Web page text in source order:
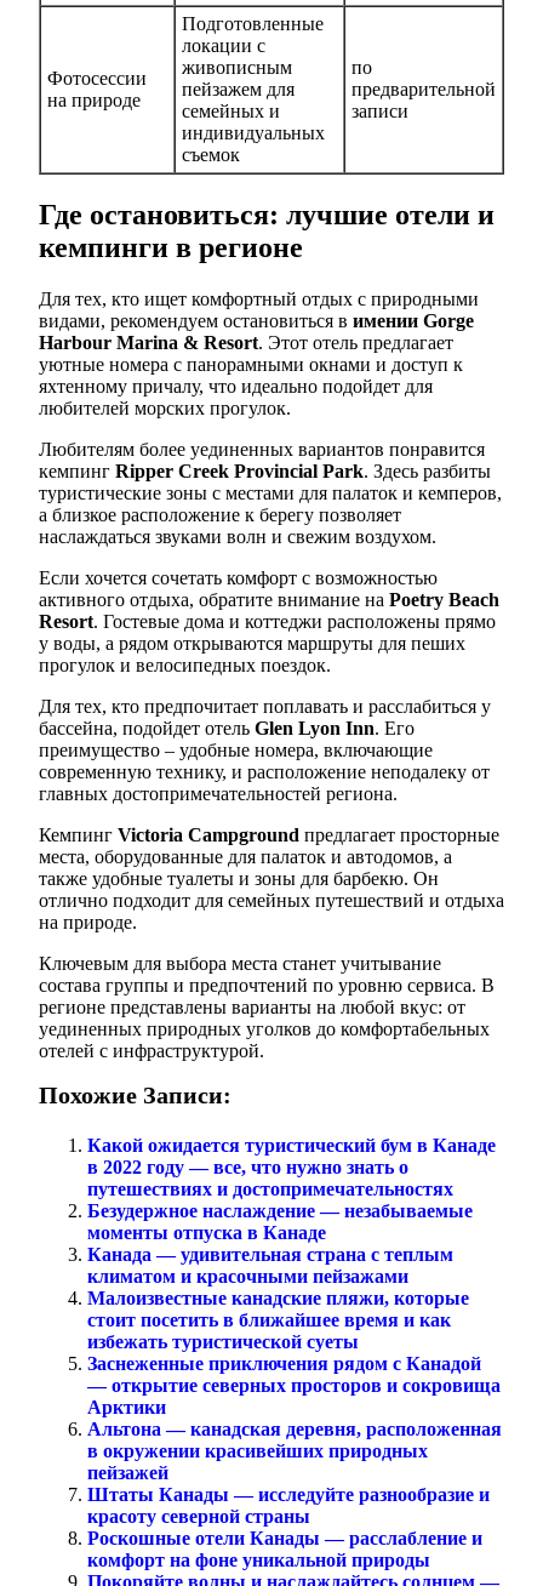
Фотосессии
на природе
Подготовленные
локации с
живописным
пейзажем для
семейных и
индивидуальных
съемок
по
предварительной
записи
Где остановиться: лучшие отели и
кемпинги в регионе
Для тех, кто ищет комфортный отдых с природными
видами, рекомендуем остановиться в имении Gorge
Harbour Marina & Resort. Этот отель предлагает
уютные номера с панорамными окнами и доступ к
яхтенному причалу, что идеально подойдет для
любителей морских прогулок.
Любителям более уединенных вариантов понравится
кемпинг Ripper Creek Provincial Park. Здесь разбиты
туристические зоны с местами для палаток и кемперов,
а близкое расположение к берегу позволяет
наслаждаться звуками волн и свежим воздухом.
Если хочется сочетать комфорт с возможностью
активного отдыха, обратите внимание на Poetry Beach
Resort. Гостевые дома и коттеджи расположены прямо
у воды, а рядом открываются маршруты для пеших
прогулок и велосипедных поездок.
Для тех, кто предпочитает поплавать и расслабиться у
бассейна, подойдет отель Glen Lyon Inn. Его
преимущество – удобные номера, включающие
современную технику, и расположение неподалеку от
главных достопримечательностей региона.
Кемпинг Victoria Campground предлагает просторные
места, оборудованные для палаток и автодомов, а
также удобные туалеты и зоны для барбекю. Он
отлично подходит для семейных путешествий и отдыха
на природе.
Ключевым для выбора места станет учитывание
состава группы и предпочтений по уровню сервиса. В
регионе представлены варианты на любой вкус: от
уединенных природных уголков до комфортабельных
отелей с инфраструктурой.
Похожие Записи:
Какой ожидается туристический бум в Канаде
в 2022 году — все, что нужно знать о
путешествиях и достопримечательностях
Безудержное наслаждение — незабываемые
моменты отпуска в Канаде
Канада — удивительная страна с теплым
климатом и красочными пейзажами
Малоизвестные канадские пляжи, которые
стоит посетить в ближайшее время и как
избежать туристической суеты
Заснеженные приключения рядом с Канадой
— открытие северных просторов и сокровища
Арктики
Альтона — канадская деревня, расположенная
в окружении красивейших природных
пейзажей
Штаты Канады — исследуйте разнообразие и
красоту северной страны
Роскошные отели Канады — расслабление и
комфорт на фоне уникальной природы